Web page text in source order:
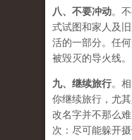
八、 不要冲动。
式试图和家人及
活的一部分。任
被毁灭的导火线。
九、 继续旅行。
你继续旅行，尤
改名字并不那么
次：尽可能躲开摄